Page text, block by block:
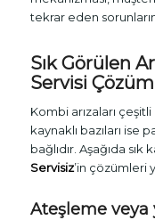
tekrar eden
Sık Görülen
Servisi
Kombi arızaları
kaynaklı bazıları ise
bağlıdır. Aşağıda sık
Servisiz’in çözümleri
Ateşleme